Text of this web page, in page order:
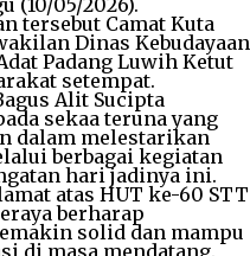
(10/05/2026).
tersebut Camat Kuta
Dinas Kebudayaan
Padang Luwih Ketut
setempat.
Alit Sucipta
sekaa teruna yang
dalam melestarikan
berbagai kegiatan
hari jadinya ini.
atas HUT ke-60 STT
berharap
solid dan mampu
di masa mendatang.